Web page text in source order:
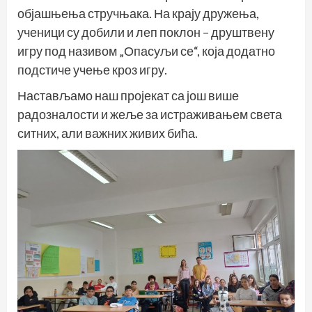
објашњења стручњака. На крају дружења,
ученици су добили и леп поклон – друштвену
игру под називом „Опасуљи се“, која додатно
подстиче учење кроз игру.
Настављамо наш пројекат са још више
радозналости и жеље за истраживањем света
ситних, али важних живих бића.